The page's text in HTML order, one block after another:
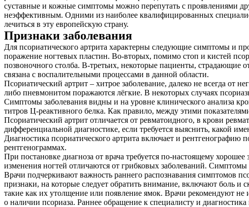
суставные и кожные симптомы можно перепутать с проявлениями
неэффективным. Одними из наиболее квалифицированных
лечиться в эту европейскую страну.
Признаки заболевания
Для псориатического артрита характерны следующие симптомы и
поражение ногтевых пластин. Во-вторых, помимо стоп и кистей
позвоночного столба. В-третьих, некоторые пациенты, страдающие
связана с воспалительными процессами в данной области.
Псориатический артрит – хитрое заболевание, далеко не всегда от
либо пневмонитом поражаются лёгкие. В некоторых случаях
Симптомы заболевания видны и на уровне клинического анализа
титров Ц-реактивного белка. Как правило, между этими
Псориатический артрит отличается от ревматоидного, в крови
дифференциальной диагностике, если требуется выяснить, какой
Диагностика псориатического артрита включает и
рентгенограммах.
При постановке диагноза от врача требуется по-настоящему
изменения ногтей отличаются от грибковых заболеваний.
Врачи подчеркивают важность раннего распознавания симптомов
признаки, на которые следует обратить внимание, включают боль и
такие как их утолщение или появление ямок. Врачи рекомендуют не
о наличии псориаза. Раннее обращение к специалисту и